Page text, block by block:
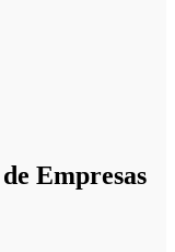
Empresas